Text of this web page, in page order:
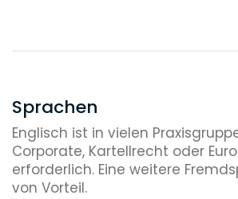
Sprachen
Englisch ist in vielen
Corporate, Kartellrecht oder
erforderlich. Eine weitere
von Vorteil.